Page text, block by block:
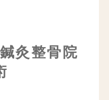
灸整骨院